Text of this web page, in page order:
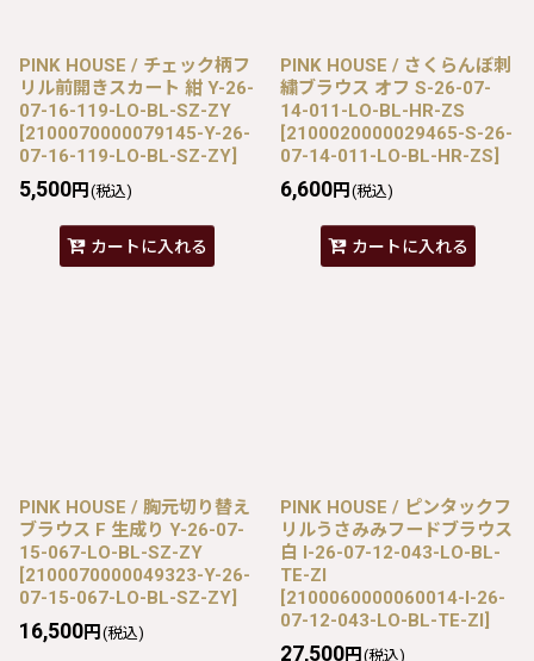
PINK HOUSE / チェック柄フ
リル前開きスカート 紺 Y-26-
07-16-119-LO-BL-SZ-ZY
[2100070000079145-Y-26-
07-16-119-LO-BL-SZ-ZY]
5,500円 (税込)
カートに入れる
PINK HOUSE / さくらんぼ刺
繍ブラウス オフ S-26-07-
14-011-LO-BL-HR-ZS
[2100020000029465-S-26-
07-14-011-LO-BL-HR-ZS]
6,600円 (税込)
カートに入れる
PINK HOUSE / 胸元切り替え
ブラウス F 生成り Y-26-07-
15-067-LO-BL-SZ-ZY
[2100070000049323-Y-26-
07-15-067-LO-BL-SZ-ZY]
16,500円 (税込)
PINK HOUSE / ピンタックフ
リルうさみみフードブラウス
白 I-26-07-12-043-LO-BL-
TE-ZI
[2100060000060014-I-26-
07-12-043-LO-BL-TE-ZI]
27,500円 (税込)